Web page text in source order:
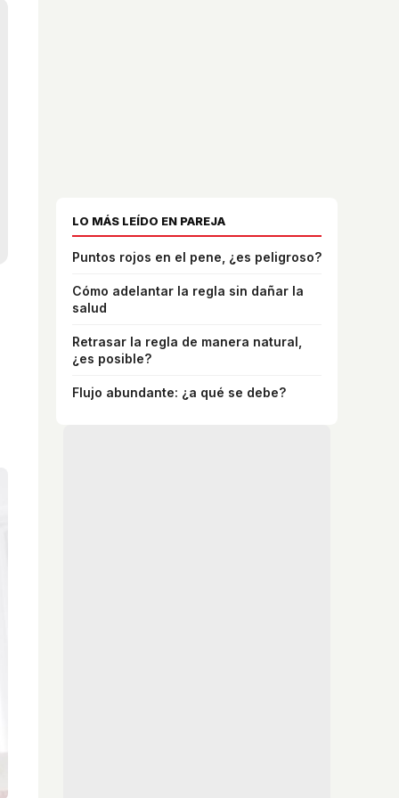
LO MÁS LEÍDO EN PAREJA
Puntos rojos en el pene, ¿es peligroso?
Cómo adelantar la regla sin dañar la
salud
Retrasar la regla de manera natural,
¿es posible?
Flujo abundante: ¿a qué se debe?